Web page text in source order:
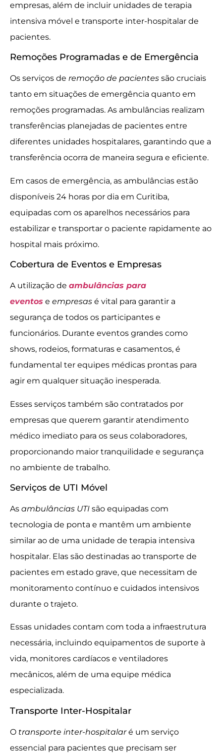
empresas, além de incluir unidades de terapia
intensiva móvel e transporte inter-hospitalar de
pacientes.
Remoções Programadas e de Emergência
Os serviços de remoção de pacientes são cruciais
tanto em situações de emergência quanto em
remoções programadas. As ambulâncias realizam
transferências planejadas de pacientes entre
diferentes unidades hospitalares, garantindo que a
transferência ocorra de maneira segura e eficiente.
Em casos de emergência, as ambulâncias estão
disponíveis 24 horas por dia em Curitiba,
equipadas com os aparelhos necessários para
estabilizar e transportar o paciente rapidamente ao
hospital mais próximo.
Cobertura de Eventos e Empresas
A utilização de ambulâncias para
eventos e empresas é vital para garantir a
segurança de todos os participantes e
funcionários. Durante eventos grandes como
shows, rodeios, formaturas e casamentos, é
fundamental ter equipes médicas prontas para
agir em qualquer situação inesperada.
Esses serviços também são contratados por
empresas que querem garantir atendimento
médico imediato para os seus colaboradores,
proporcionando maior tranquilidade e segurança
no ambiente de trabalho.
Serviços de UTI Móvel
As ambulâncias UTI são equipadas com
tecnologia de ponta e mantêm um ambiente
similar ao de uma unidade de terapia intensiva
hospitalar. Elas são destinadas ao transporte de
pacientes em estado grave, que necessitam de
monitoramento contínuo e cuidados intensivos
durante o trajeto.
Essas unidades contam com toda a infraestrutura
necessária, incluindo equipamentos de suporte à
vida, monitores cardíacos e ventiladores
mecânicos, além de uma equipe médica
especializada.
Transporte Inter-Hospitalar
O transporte inter-hospitalaré um serviço
essencial para pacientes que precisam ser